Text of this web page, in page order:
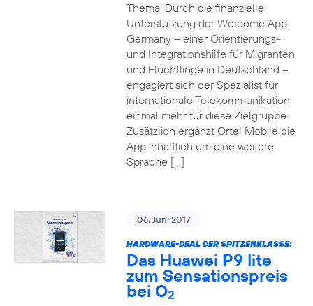
Thema. Durch die finanzielle
Unterstützung der Welcome App
Germany – einer Orientierungs-
und Integrationshilfe für Migranten
und Flüchtlinge in Deutschland –
engagiert sich der Spezialist für
internationale Telekommunikation
einmal mehr für diese Zielgruppe.
Zusätzlich ergänzt Ortel Mobile die
App inhaltlich um eine weitere
Sprache […]
06. Juni 2017
HARDWARE-DEAL DER SPITZENKLASSE:
Das Huawei P9 lite
zum Sensationspreis
bei O2